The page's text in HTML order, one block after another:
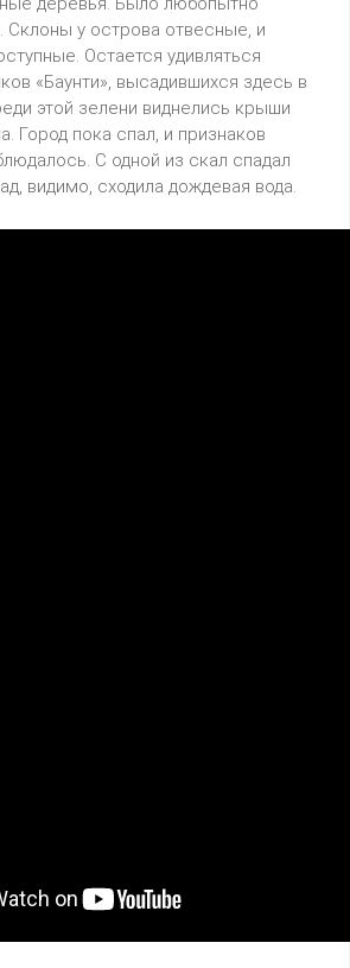
Склоны у острова отвесные, и
Остается удивляться
«Баунти», высадившихся здесь в
этой зелени виднелись крыши
Город пока спал, и признаков
С одной из скал спадал
видимо, сходила дождевая вода.